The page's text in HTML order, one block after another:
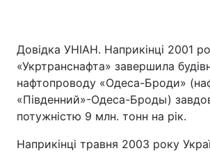
Довідка УНІАН. Наприкінці 2001
«Укртранснафта» завершила
нафтопроводу «Одеса-Броди»
«Південний»-Одеса-Броды)
потужністю 9 млн. тонн на рік.
Наприкінці травня 2003 року